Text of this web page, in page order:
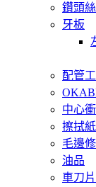
鑽頭
牙板
配管
中心衝
擦拭紙
毛邊
油品
車刀片